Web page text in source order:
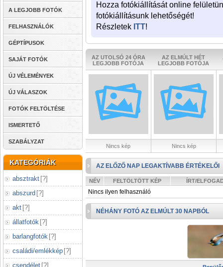
A LEGJOBB FOTÓK
FELHASZNÁLÓK
GÉPTÍPUSOK
SAJÁT FOTÓK
ÚJ VÉLEMÉNYEK
ÚJ VÁLASZOK
FOTÓK FELTÖLTÉSE
ISMERTETŐ
SZABÁLYZAT
KATEGÓRIÁK
absztrakt [?]
abszurd [?]
akt [?]
állatfotók [?]
barlangfotók [?]
családi/emlékkép [?]
csendélet [?]
Hozza fotókiállítását online
fotókiállításunk lehetőségét!
Részletek ITT!
AZ UTOLSÓ 24 ÓRA
LEGJOBB FOTÓJA
AZ ELMÚLT HÉT
LEGJOBB FOTÓJA
Nincs kép Nincs kép
AZ ELŐZŐ NAP LEGAKTÍVABB ÉRTÉKELŐI
NÉV FELTÖLTÖTT KÉP ÍRT/
Nincs ilyen felhasználó
NÉHÁNY FOTÓ AZ ELMÚLT 30 NAPBÓL